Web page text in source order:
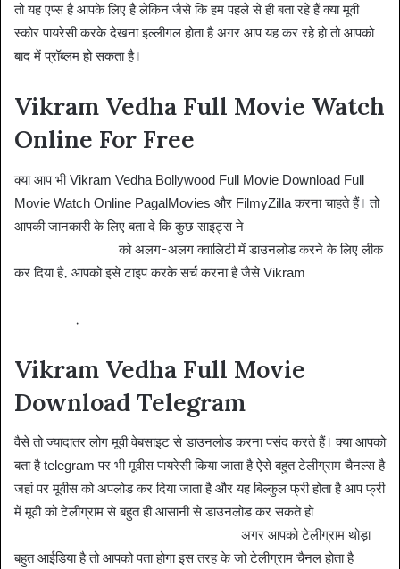
तो यह एप्स है आपके लिए है लेकिन जैसे कि हम पहले से ही बता रहे हैं क्या मूवी
स्कोर पायरेसी करके देखना इल्लीगल होता है अगर आप यह कर रहे हो तो आपको
बाद में प्रॉब्लम हो सकता है।
Vikram Vedha Full Movie Watch
Online For Free
क्या आप भी Vikram Vedha Bollywood Full Movie Download Full
Movie Watch Online PagalMovies और FilmyZilla करना चाहते हैं। तो
आपकी जानकारी के लिए बता दे कि कुछ साइट्स ने
को अलग-अलग क्वालिटी में डाउनलोड करने के लिए लीक
कर दिया है. आपको इसे टाइप करके सर्च करना है जैसे Vikram
.
Vikram Vedha Full Movie
Download Telegram
वैसे तो ज्यादातर लोग मूवी वेबसाइट से डाउनलोड करना पसंद करते हैं। क्या आपको
बता है telegram पर भी मूवीस पायरेसी किया जाता है ऐसे बहुत टेलीग्राम चैनल्स है
जहां पर मूवीस को अपलोड कर दिया जाता है और यह बिल्कुल फ्री होता है आप फ्री
में मूवी को टेलीग्राम से बहुत ही आसानी से डाउनलोड कर सकते हो
अगर आपको टेलीग्राम थोड़ा
बहुत आईडिया है तो आपको पता होगा इस तरह के जो टेलीग्राम चैनल होता है